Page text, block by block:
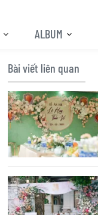
ALBUM
Bài viết liên quan